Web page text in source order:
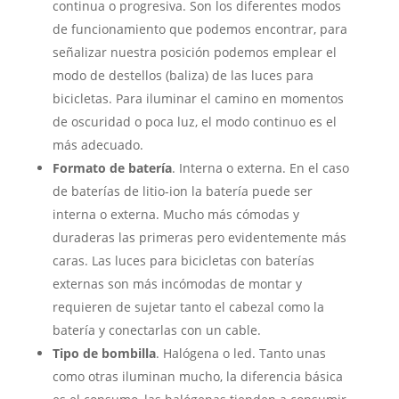
continua o progresiva. Son los diferentes modos
de funcionamiento que podemos encontrar, para
señalizar nuestra posición podemos emplear el
modo de destellos (baliza) de las luces para
bicicletas. Para iluminar el camino en momentos
de oscuridad o poca luz, el modo continuo es el
más adecuado.
Formato de batería. Interna o externa. En el caso
de baterías de litio-ion la batería puede ser
interna o externa. Mucho más cómodas y
duraderas las primeras pero evidentemente más
caras. Las luces para bicicletas con baterías
externas son más incómodas de montar y
requieren de sujetar tanto el cabezal como la
batería y conectarlas con un cable.
Tipo de bombilla. Halógena o led. Tanto unas
como otras iluminan mucho, la diferencia básica